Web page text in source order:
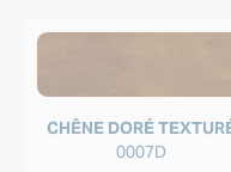
CHÊNE DORÉ
0007D